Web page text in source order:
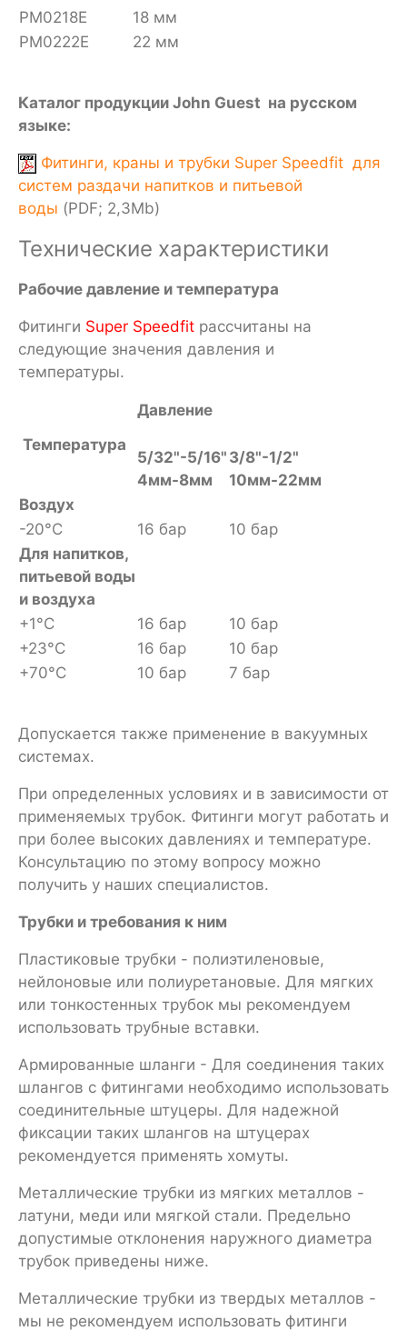
PM0218E
18 мм
PM0222E
22 мм
Каталог продукции John Guest на русском
языке:
Фитинги, краны и трубки Super Speedfit для
систем раздачи напитков и питьевой
воды (PDF; 2,3Mb)
Технические характеристики
Рабочие давление и температура
Фитинги Super Speedfit рассчитаны на
следующие значения давления и
температуры.
Температура
Давление
5/32"-5/16"
4мм-8мм
3/8"-1/2"
10мм-22мм
Воздух
-20°С
16 бар
10 бар
Для напитков,
питьевой воды
и воздуха
+1°С
16 бар
10 бар
+23°С
16 бар
10 бар
+70°С
10 бар 7 бар
Допускается также применение в вакуумных
системах.
При определенных условиях и в зависимости от
применяемых трубок. Фитинги могут работать и
при более высоких давлениях и температуре.
Консультацию по этому вопросу можно
получить у наших специалистов.
Трубки и требования к ним
Пластиковые трубки - полиэтиленовые,
нейлоновые или полиуретановые. Для мягких
или тонкостенных трубок мы рекомендуем
использовать трубные вставки.
Армированные шланги - Для соединения таких
шлангов с фитингами необходимо использовать
соединительные штуцеры. Для надежной
фиксации таких шлангов на штуцерах
рекомендуется применять хомуты.
Металлические трубки из мягких металлов -
латуни, меди или мягкой стали. Предельно
допустимые отклонения наружного диаметра
трубок приведены ниже.
Металлические трубки из твердых металлов -
мы не рекомендуем использовать фитинги